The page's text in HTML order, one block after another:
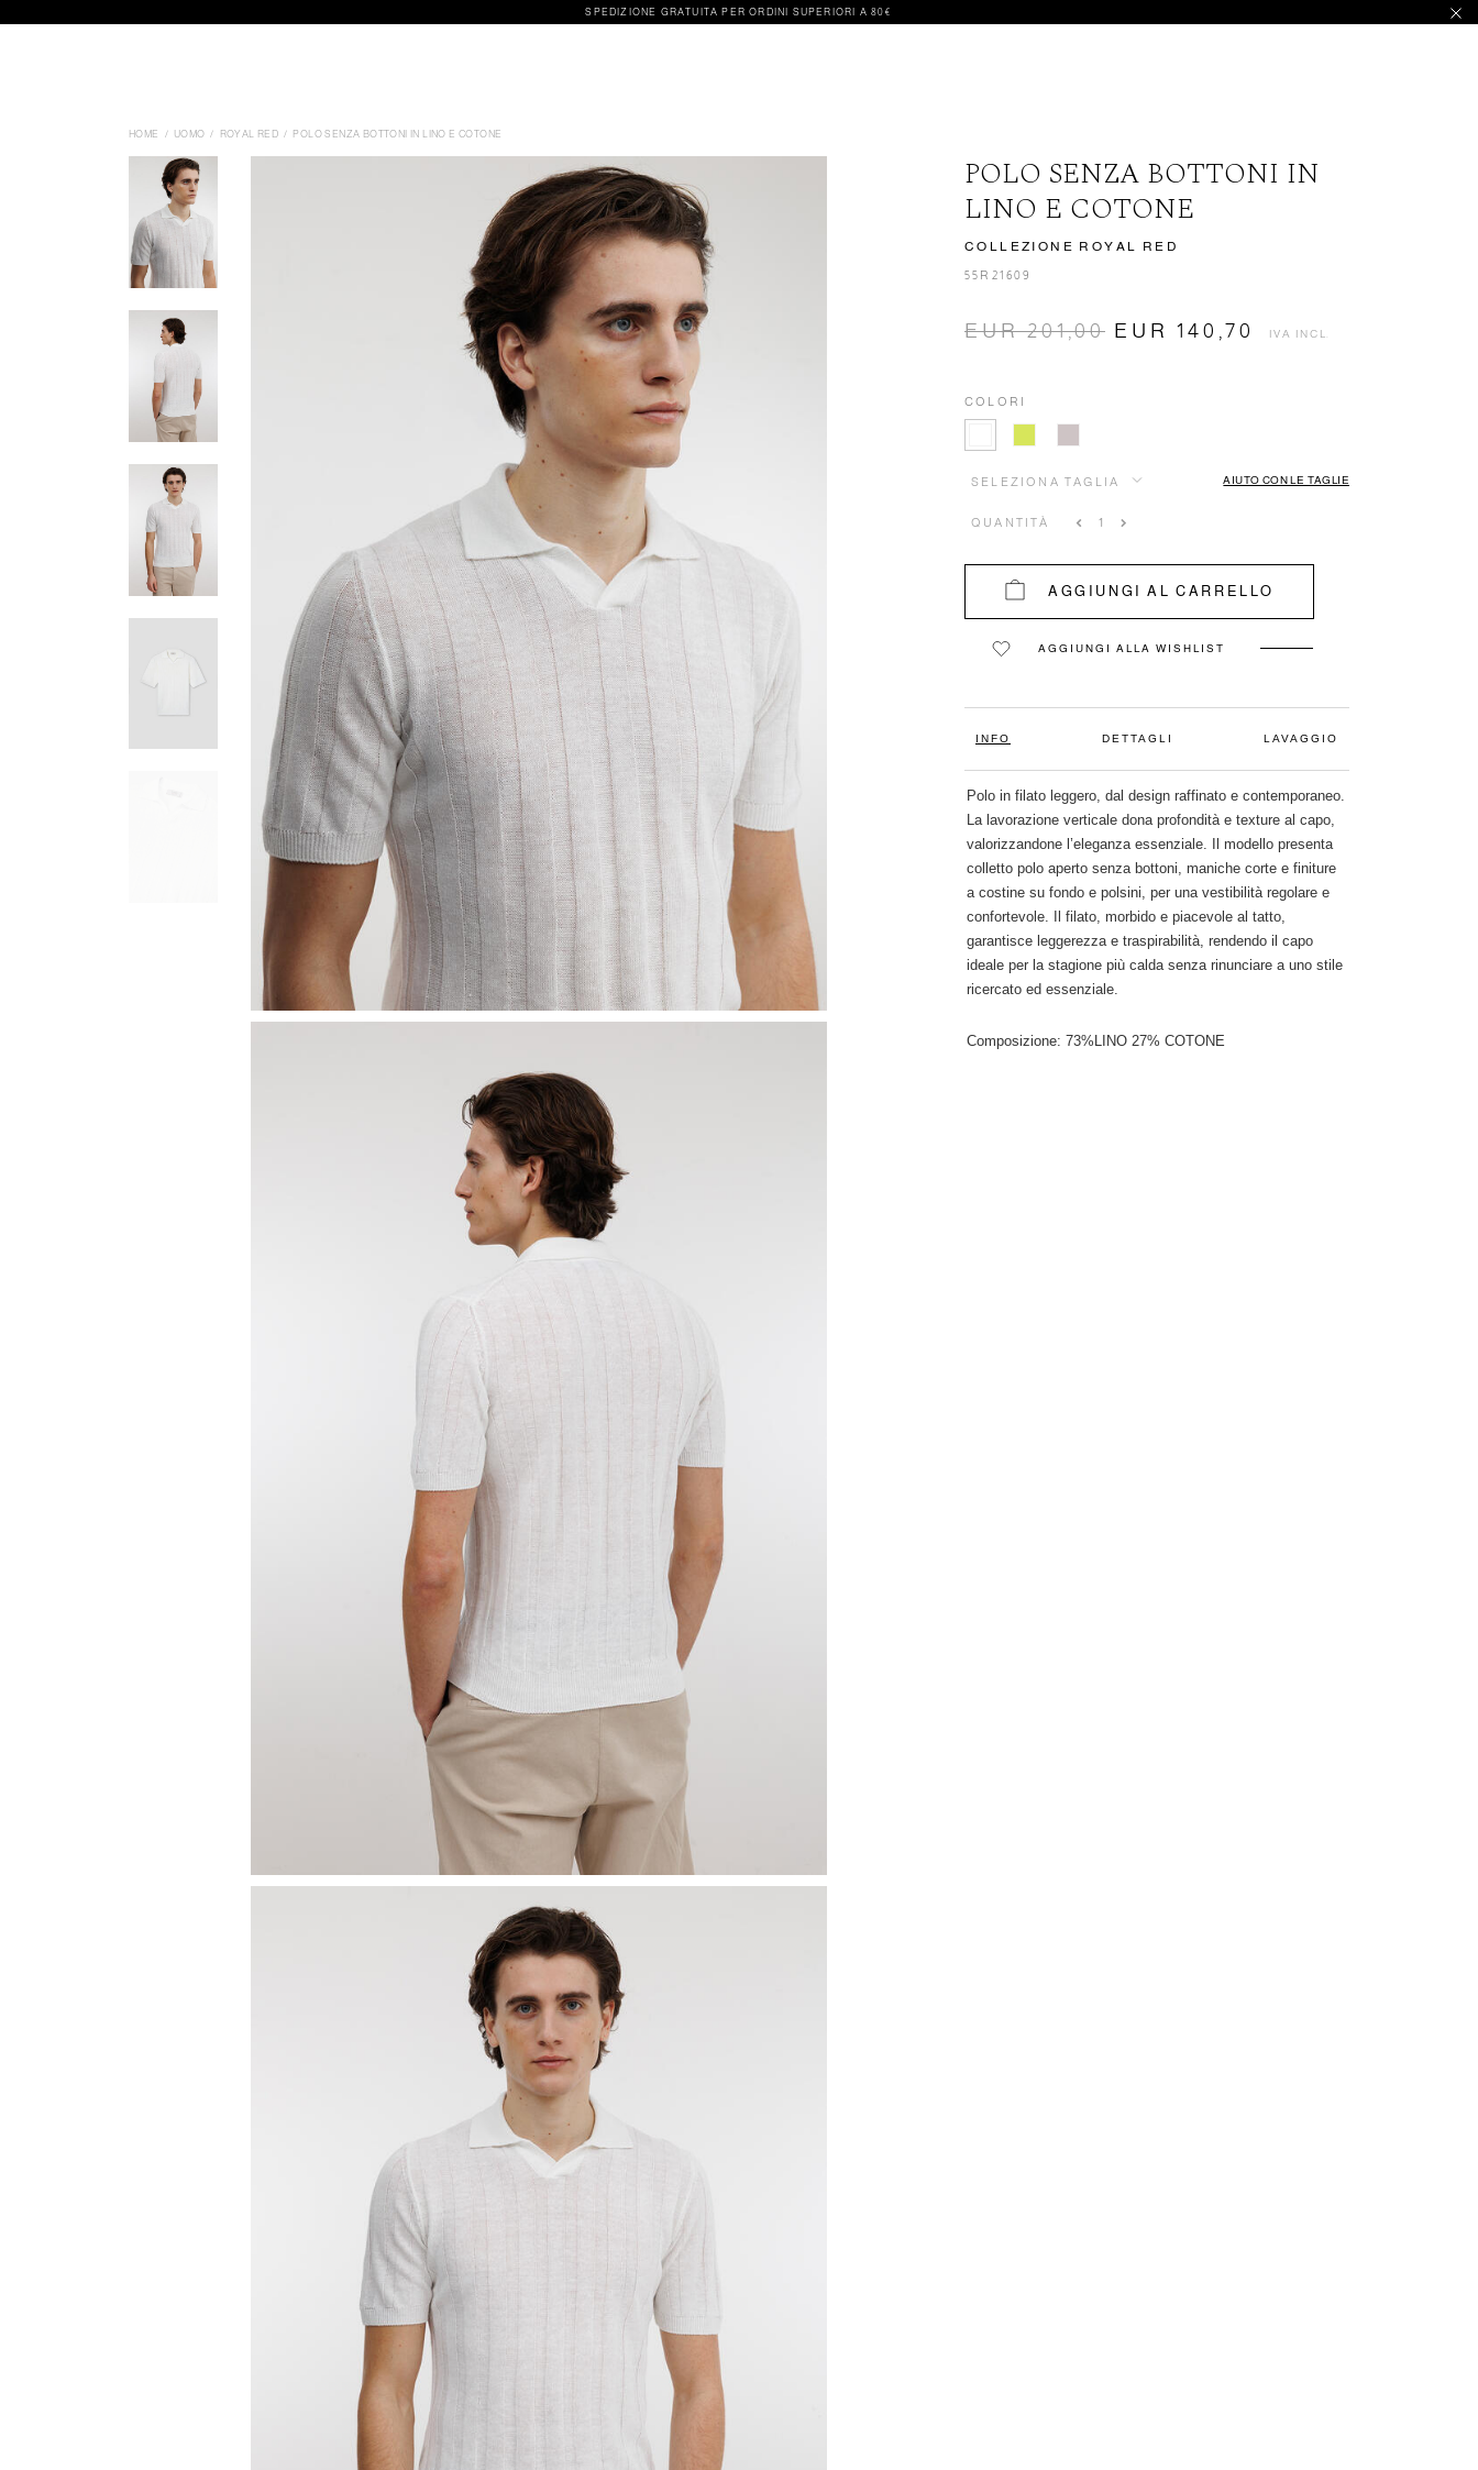
SPEDIZIONE GRATUITA PER ORDINI SUPERIORI A 80€
HOME UOMO ROYAL RED POLO SENZA BOTTONI IN LINO E COTONE
POLO SENZA BOTTONI IN
LINO E COTONE
COLLEZIONE ROYAL RED
55R21609
EUR 201,00 EUR 140,70 IVA INCL.
COLORI
SELEZIONA TAGLIA AIUTO CON LE TAGLIE
QUANTITÀ
AGGIUNGI AL CARRELLO
AGGIUNGI ALLA WISHLIST
INFO DETTAGLI LAVAGGIO
Polo in filato leggero, dal design raffinato e contemporaneo.
La lavorazione verticale dona profondità e texture al capo,
valorizzandone l’eleganza essenziale. Il modello presenta
colletto polo aperto senza bottoni, maniche corte e finiture
a costine su fondo e polsini, per una vestibilità regolare e
confortevole. Il filato, morbido e piacevole al tatto,
garantisce leggerezza e traspirabilità, rendendo il capo
ideale per la stagione più calda senza rinunciare a uno stile
ricercato ed essenziale.
Composizione: 73%LINO 27% COTONE